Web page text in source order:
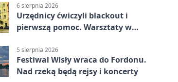
6 sierpnia 2026
Urzędnicy ćwiczyli blackout i
pierwszą pomoc. Warsztaty w
5 sierpnia 2026
Festiwal Wisły wraca do Fordonu.
Nad rzeką będą rejsy i koncerty